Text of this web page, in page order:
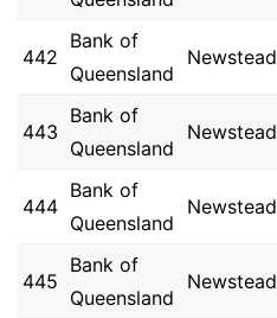
442
Bank of
Queensland
Newstead
443
Bank of
Queensland
Newstead
444
Bank of
Queensland
Newstead
445
Bank of
Queensland
Newstead